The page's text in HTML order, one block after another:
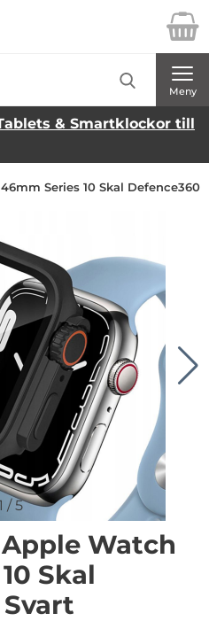
Telecom AB
Meny
& Smartklockor till
Series 10 Skal Defence360
/5
Watch
Skal